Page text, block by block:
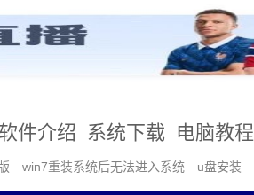
软件介绍 系统下载 电脑教程
win7重装系统后无法进入系统 u盘安装